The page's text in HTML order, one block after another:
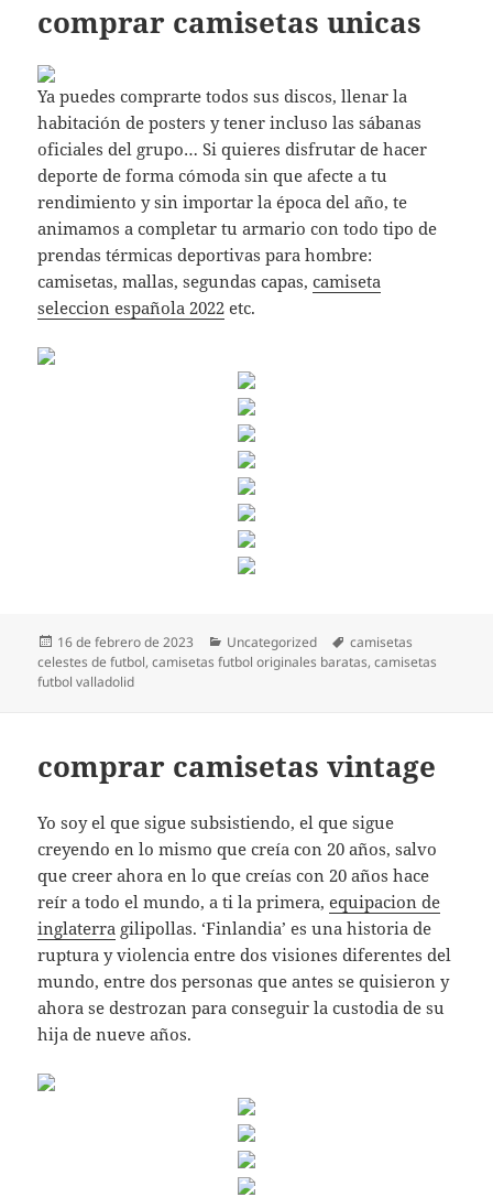
comprar camisetas unicas
Ya puedes comprarte todos sus discos, llenar la
habitación de posters y tener incluso las sábanas
oficiales del grupo… Si quieres disfrutar de hacer
deporte de forma cómoda sin que afecte a tu
rendimiento y sin importar la época del año, te
animamos a completar tu armario con todo tipo de
prendas térmicas deportivas para hombre:
camisetas, mallas, segundas capas,camiseta
seleccion española 2022 etc.
Publicado
el
16 de febrero de 2023 Categorías
Uncategorized Etiquetas
camisetas
celestes de futbol,camisetas futbol originales baratas,camisetas
futbol valladolid
comprar camisetas vintage
Yo soy el que sigue subsistiendo, el que sigue
creyendo en lo mismo que creía con 20 años, salvo
que creer ahora en lo que creías con 20 años hace
reír a todo el mundo, a ti la primera,equipacion de
inglaterra gilipollas. ‘Finlandia’ es una historia de
ruptura y violencia entre dos visiones diferentes del
mundo, entre dos personas que antes se quisieron y
ahora se destrozan para conseguir la custodia de su
hija de nueve años.